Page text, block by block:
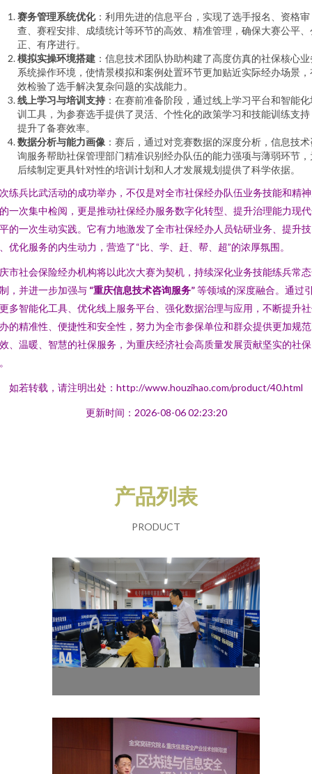
赛务管理系统优化：利用先进的信息平台，实现了选手报名、资格审
查、赛程安排、成绩统计等环节的高效、精准管理，确保大赛公平、
正、有序进行。
模拟实操环境搭建 ：信息技术团队协助构建了高度仿真的社保核心
系统操作环境，使情景模拟和案例处置环节更加贴近实际经办场景，
效检验了选手解决复杂问题的实战能力。
线上学习与培训支持 ：在赛前准备阶段，通过线上学习平台和智能
训工具，为参赛选手提供了灵活、个性化的政策学习和技能训练支持
提升了备赛效率。
数据分析与能力画像 ：赛后，通过对竞赛数据的深度分析，信息技
询服务帮助社保管理部门精准识别经办队伍的能力强项与薄弱环节，
后续制定更具针对性的培训计划和人才发展规划提供了科学依据。
练兵比武活动的成功举办，不仅是对全市社保经办队伍业务技能和精
一次集中检阅，更是推动社保经办服务数字化转型、提升治理能力现
的一次生动实践。它有力地激发了全市社保经办人员钻研业务、提升技
优化服务的内生动力，营造了“比、学、赶、帮、超”的浓厚氛围。
市社会保险经办机构将以此次大赛为契机，持续深化业务技能练兵常
，并进一步加强与 “重庆信息技术咨询服务”等领域的深度融合。通过
多智能化工具、优化线上服务平台、强化数据治理与应用，不断提升
的精准性、便捷性和安全性，努力为全市参保单位和群众提供更加规
、温暖、智慧的社保服务，为重庆经济社会高质量发展贡献坚实的社
如若转载，请注明出处：http://www.houzihao.com/product/40.html
更新时间：2026-08-06 02:23:20
产品列表
PRODUCT